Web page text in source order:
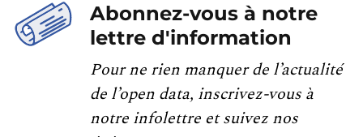
Abonnez-vous à notre
lettre d'information
Pour ne rien manquer de l’actualité
de l’open data, inscrivez-vous à
notre infolettre et suivez nos